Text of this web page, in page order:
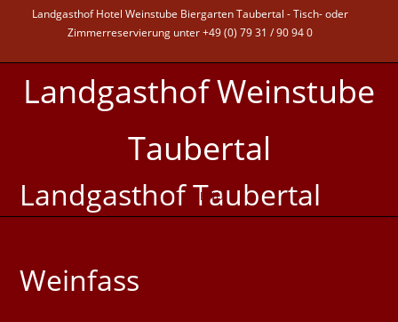
Landgasthof Hotel Weinstube Biergarten Taubertal - Tisch- oder
Zimmerreservierung unter +49 (0) 79 31 / 90 94 0
Landgasthof Weinstube
Taubertal
MENÜ
Landgasthof Taubertal
Weinfass